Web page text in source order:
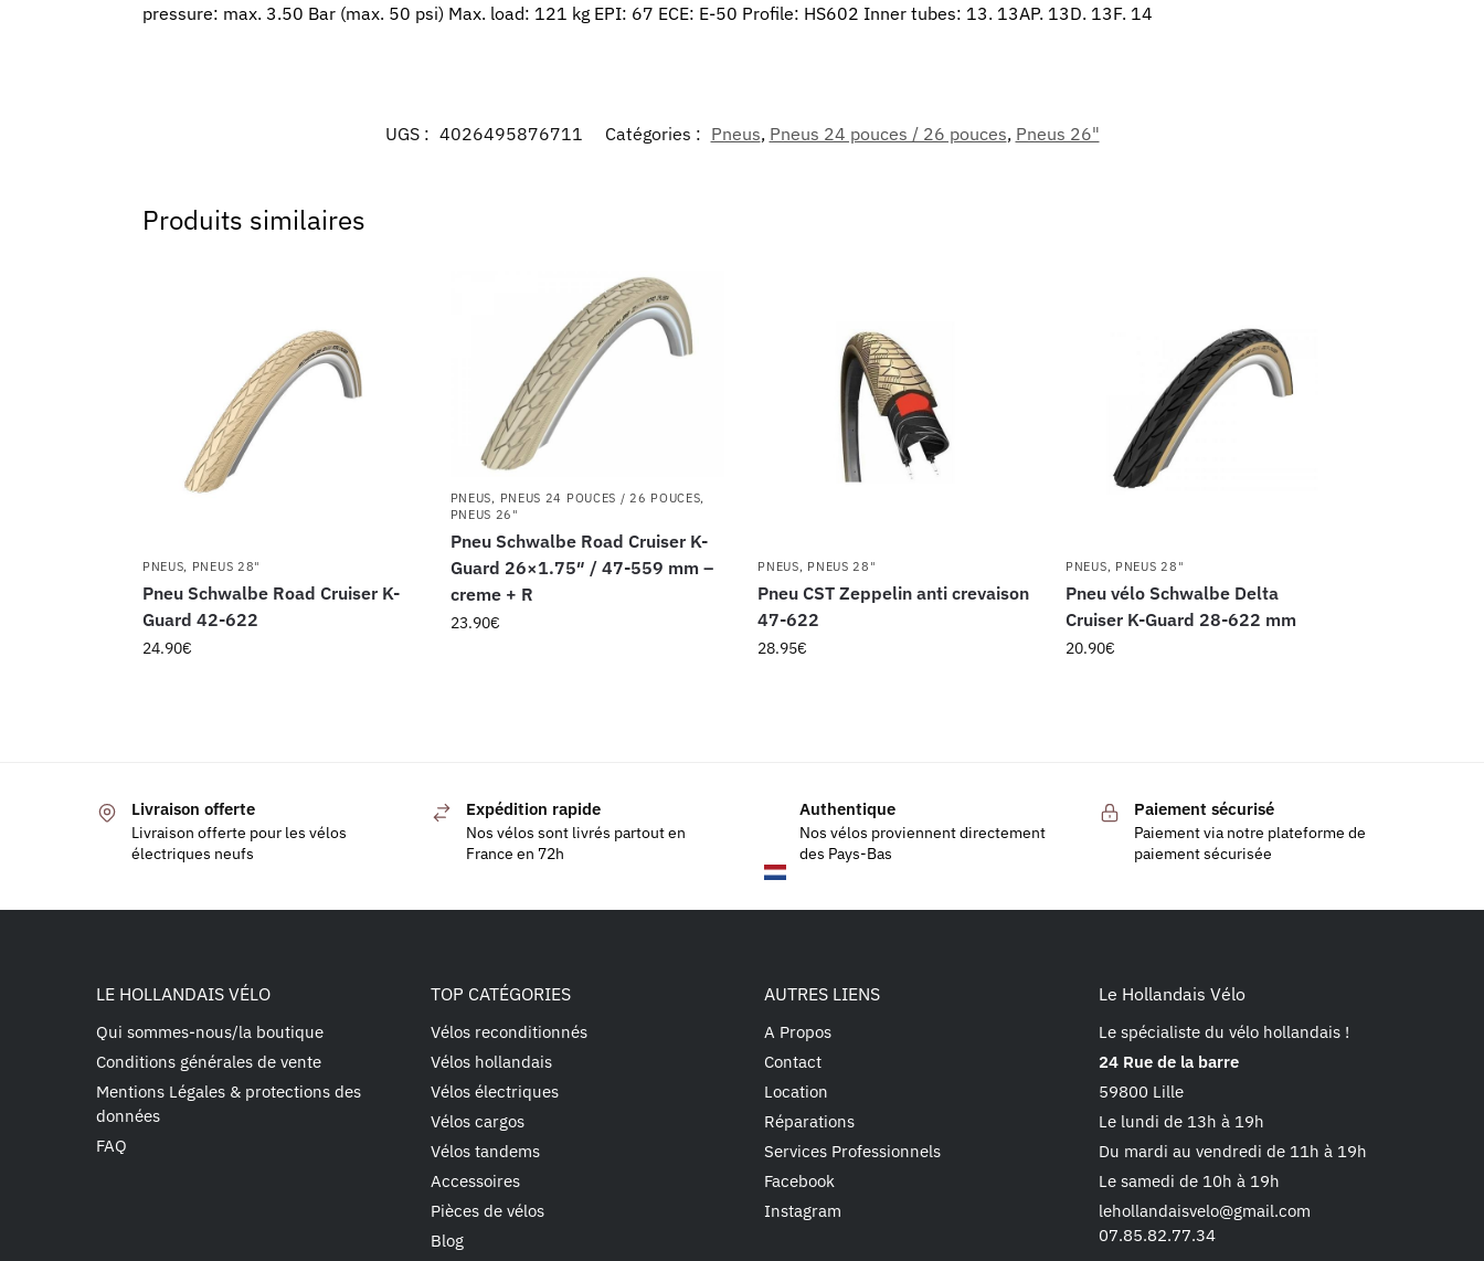
pressure: max. 3.50 Bar (max. 50 psi) Max. load: 121 kg EPI: 67 ECE: E-50 Profile: HS602 Inner tubes: 13. 13AP. 13D. 13F. 14
UGS : 4026495876711 Catégories : Pneus, Pneus 24 pouces / 26 pouces, Pneus 26"
Produits similaires
PNEUS, PNEUS 28"
Pneu Schwalbe Road Cruiser K-
Guard 42-622
24.90€
PNEUS, PNEUS 24 POUCES / 26 POUCES,
PNEUS 26"
Pneu Schwalbe Road Cruiser K-
Guard 26×1.75″ / 47-559 mm –
creme + R
23.90€
PNEUS, PNEUS 28"
Pneu CST Zeppelin anti crevaison
47-622
28.95€
PNEUS, PNEUS 28"
Pneu vélo Schwalbe Delta
Cruiser K-Guard 28-622 mm
20.90€
Livraison offerte
Livraison offerte pour les vélos
électriques neufs
Expédition rapide
Nos vélos sont livrés partout en
France en 72h
Authentique
Nos vélos proviennent directement
des Pays-Bas
Paiement sécurisé
Paiement via notre plateforme de
paiement sécurisée
LE HOLLANDAIS VÉLO
Qui sommes-nous/la boutique
Conditions générales de vente
Mentions Légales & protections des
données
FAQ
TOP CATÉGORIES
Vélos reconditionnés
Vélos hollandais
Vélos électriques
Vélos cargos
Vélos tandems
Accessoires
Pièces de vélos
Blog
AUTRES LIENS
A Propos
Contact
Location
Réparations
Services Professionnels
Facebook
Instagram
Le Hollandais Vélo
Le spécialiste du vélo hollandais !
24 Rue de la barre
59800 Lille
Le lundi de 13h à 19h
Du mardi au vendredi de 11h à 19h
Le samedi de 10h à 19h
lehollandaisvelo@gmail.com
07.85.82.77.34